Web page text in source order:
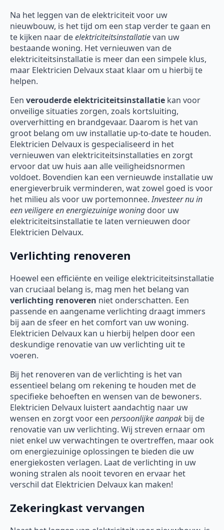
Na het leggen van de elektriciteit voor uw
nieuwbouw, is het tijd om een stap verder te gaan en
te kijken naar deelektriciteitsinstallatievan uw
bestaande woning. Het vernieuwen van de
elektriciteitsinstallatie is meer dan een simpele klus,
maar Elektricien Delvaux staat klaar om u hierbij te
helpen.
Een verouderde elektriciteitsinstallatie kan voor
onveilige situaties zorgen, zoals kortsluiting,
oververhitting en brandgevaar. Daarom is het van
groot belang om uw installatie up-to-date te houden.
Elektricien Delvaux is gespecialiseerd in het
vernieuwen van elektriciteitsinstallaties en zorgt
ervoor dat uw huis aan alle veiligheidsnormen
voldoet. Bovendien kan een vernieuwde installatie uw
energieverbruik verminderen, wat zowel goed is voor
het milieu als voor uw portemonnee.Investeer nu in
een veiligere en energiezuinige woning door uw
elektriciteitsinstallatie te laten vernieuwen door
Elektricien Delvaux.
Verlichting renoveren
Hoewel een efficiënte en veilige elektriciteitsinstallatie
van cruciaal belang is, mag men het belang van
verlichting renoveren niet onderschatten. Een
passende en aangename verlichting draagt immers
bij aan de sfeer en het comfort van uw woning.
Elektricien Delvaux kan u hierbij helpen door een
deskundige renovatie van uw verlichting uit te
voeren.
Bij het renoveren van de verlichting is het van
essentieel belang om rekening te houden met de
specifieke behoeften en wensen van de bewoners.
Elektricien Delvaux luistert aandachtig naar uw
wensen en zorgt voor een persoonlijke aanpak bij de
renovatie van uw verlichting. Wij streven ernaar om
niet enkel uw verwachtingen te overtreffen, maar ook
om energiezuinige oplossingen te bieden die uw
energiekosten verlagen. Laat de verlichting in uw
woning stralen als nooit tevoren en ervaar het
verschil dat Elektricien Delvaux kan maken!
Zekeringkast vervangen